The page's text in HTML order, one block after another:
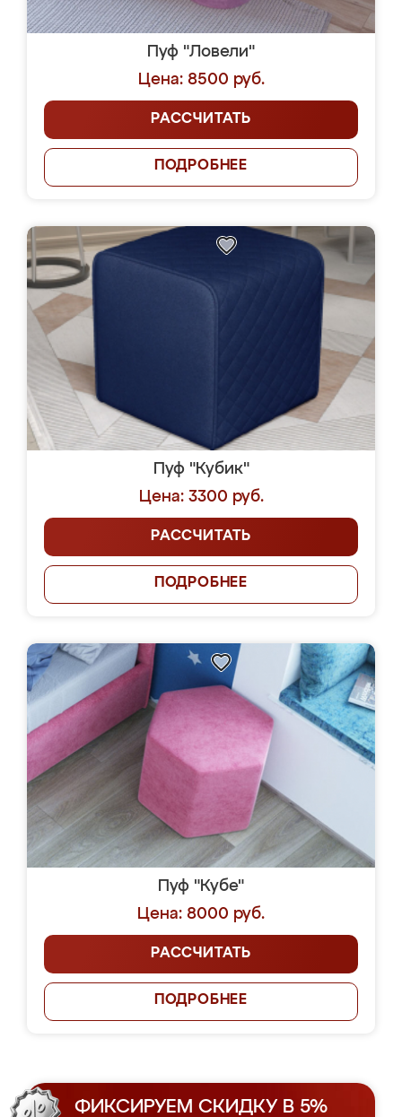
Пуф "Ловели"
Цена: 8500 руб.
РАССЧИТАТЬ
ПОДРОБНЕЕ
Пуф "Кубик"
Цена: 3300 руб.
РАССЧИТАТЬ
ПОДРОБНЕЕ
Пуф "Кубе"
Цена: 8000 руб.
РАССЧИТАТЬ
ПОДРОБНЕЕ
ФИКСИРУЕМ СКИДКУ В 5%